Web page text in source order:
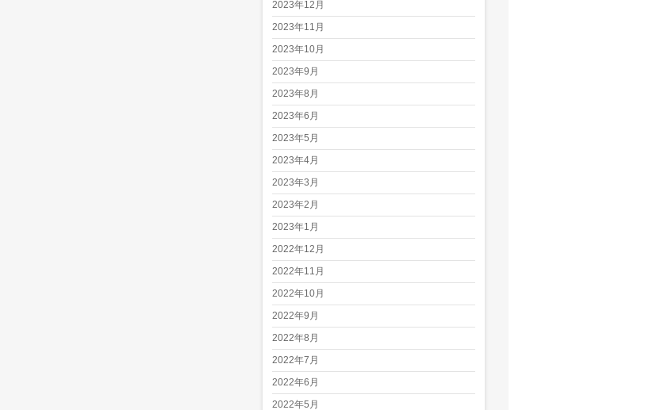
2023年12月
2023年11月
2023年10月
2023年9月
2023年8月
2023年6月
2023年5月
2023年4月
2023年3月
2023年2月
2023年1月
2022年12月
2022年11月
2022年10月
2022年9月
2022年8月
2022年7月
2022年6月
2022年5月